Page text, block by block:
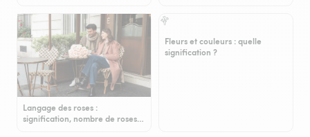
Langage des roses :
signification, nombre de roses…
Fleurs et couleurs : quelle
signification ?